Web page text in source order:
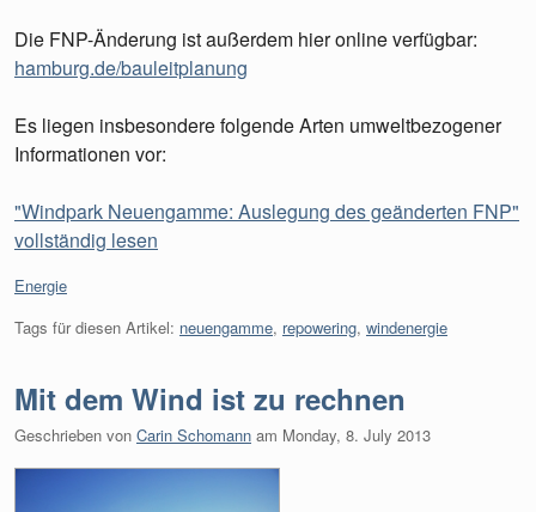
Die FNP-Änderung ist außerdem hier online verfügbar:
hamburg.de/bauleitplanung
Es liegen insbesondere folgende Arten umweltbezogener
Informationen vor:
"Windpark Neuengamme: Auslegung des geänderten FNP"
vollständig lesen
Kategorien:
Energie
Tags für diesen Artikel: neuengamme, repowering, windenergie
Mit dem Wind ist zu rechnen
Geschrieben von Carin Schomann am Monday, 8. July 2013